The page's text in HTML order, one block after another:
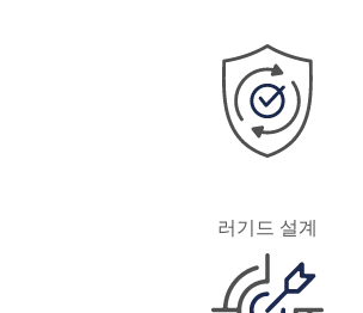
러기드 설계